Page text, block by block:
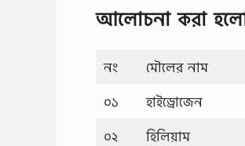
আলোচনা করা
নং মৌলের নাম
০১
হাইড্রোজেন
০২
হিলিয়াম